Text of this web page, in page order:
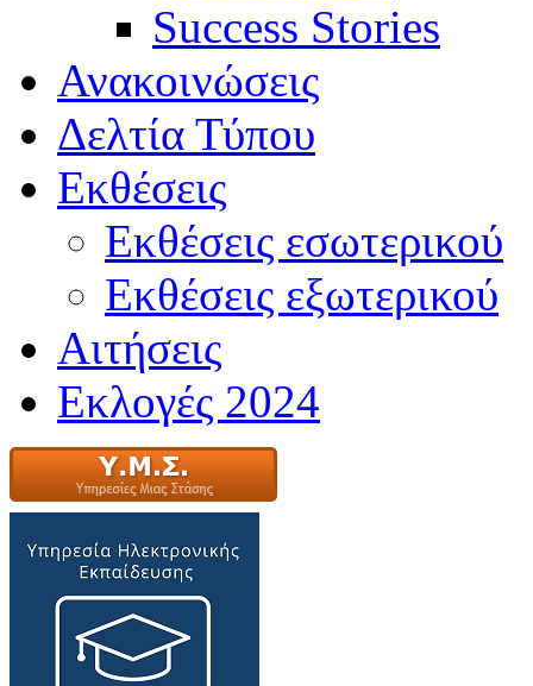
Success Stories
Ανακοινώσεις
Δελτία Τύπου
Εκθέσεις
Εκθέσεις εσωτερικού
Εκθέσεις εξωτερικού
Αιτήσεις
Εκλογές 2024